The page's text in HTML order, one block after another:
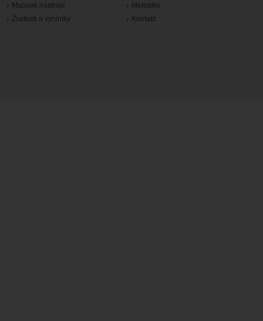
Mapové nástroje
Žiadosti a výnimky
Metodiky
Kontakt